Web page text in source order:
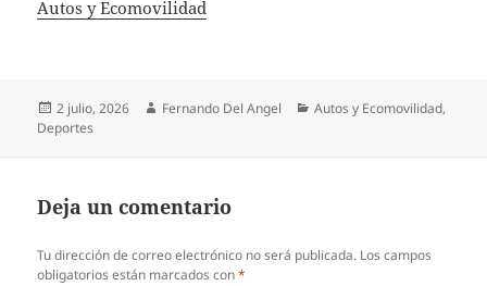
In relation to
Autos y Ecomovilidad
Publicado
el
2 julio, 2026 Autor
Fernando Del Angel Categorías
Autos y Ecomovilidad,
Deportes
Deja un comentario
Tu dirección de correo electrónico no será publicada. Los campos
obligatorios están marcados con*